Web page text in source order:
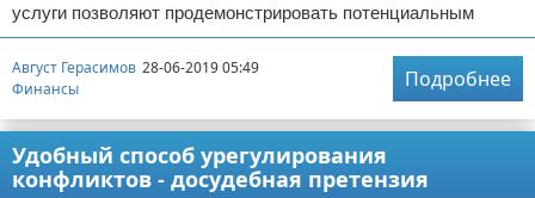
услуги позволяют продемонстрировать потенциальным
Август Герасимов 28-06-2019 05:49
Финансы
Подробнее
Удобный способ урегулирования
конфликтов - досудебная претензия